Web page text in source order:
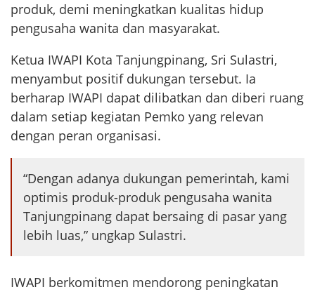
produk, demi meningkatkan kualitas hidup
pengusaha wanita dan masyarakat.
Ketua IWAPI Kota Tanjungpinang, Sri Sulastri,
menyambut positif dukungan tersebut. Ia
berharap IWAPI dapat dilibatkan dan diberi ruang
dalam setiap kegiatan Pemko yang relevan
dengan peran organisasi.
“Dengan adanya dukungan pemerintah, kami
optimis produk-produk pengusaha wanita
Tanjungpinang dapat bersaing di pasar yang
lebih luas,” ungkap Sulastri.
IWAPI berkomitmen mendorong peningkatan